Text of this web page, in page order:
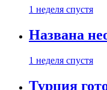
1 неделя спустя
Названа
1 неделя спустя
Турция